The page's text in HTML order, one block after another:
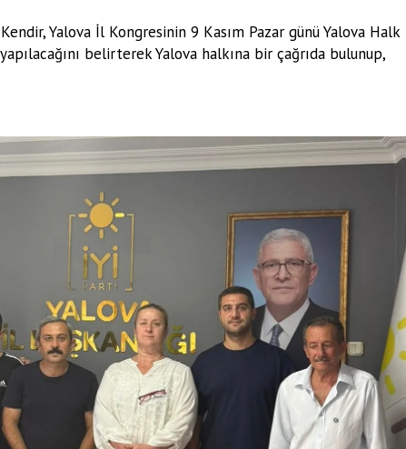
Yalova İl Kongresinin 9 Kasım Pazar günü Yalova Halk
belirterek Yalova halkına bir çağrıda bulunup,